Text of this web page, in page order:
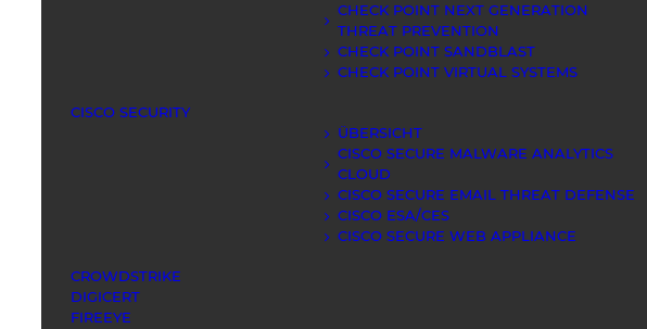
CHECK POINT NEXT GENERATION
THREAT PREVENTION
CHECK POINT SANDBLAST
CHECK POINT VIRTUAL SYSTEMS
CISCO SECURITY
ÜBERSICHT
CISCO SECURE MALWARE ANALYTICS
CLOUD
CISCO SECURE EMAIL THREAT DEFENSE
CISCO ESA/CES
CISCO SECURE WEB APPLIANCE
CROWDSTRIKE
DIGICERT
FIREEYE